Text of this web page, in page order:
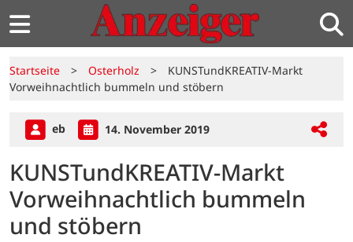
Startseite > Osterholz >
KUNSTundKREATIV-Markt
Vorweihnachtlich bummeln und stöbern
eb 14. November 2019
KUNSTundKREATIV-Markt
Vorweihnachtlich bummeln
und stöbern